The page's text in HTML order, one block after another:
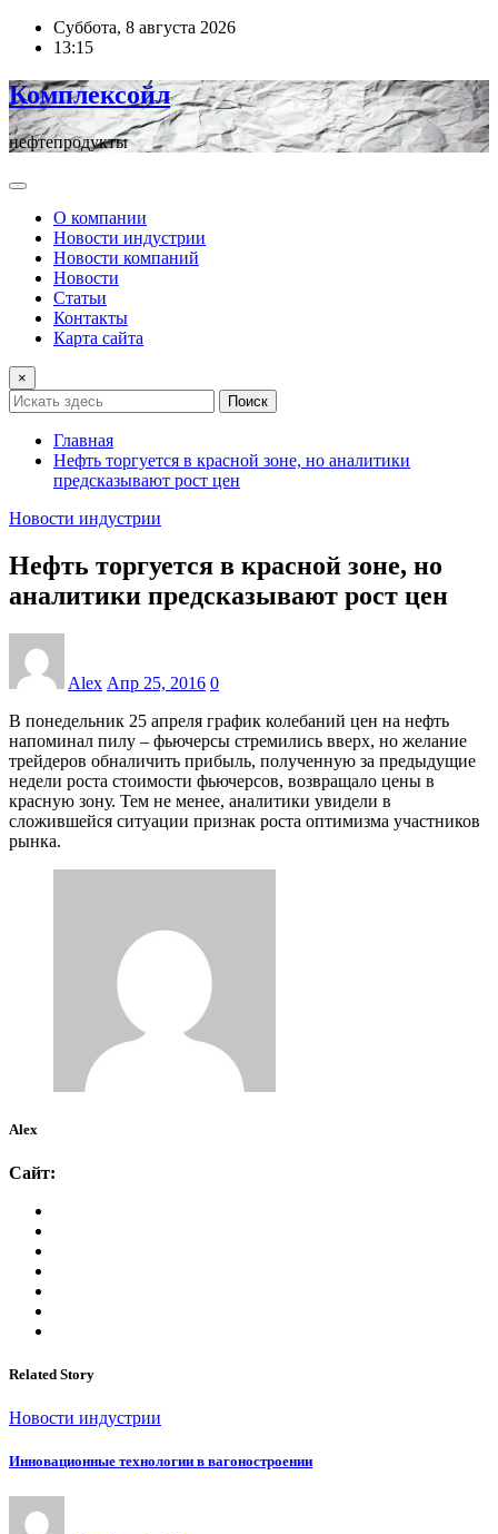
ПерейтиСуббота, 8 августа 2026
13:15
Комплексойл
нефтепродукты
О компании
Новости индустрии
Новости компаний
Новости
Статьи
Контакты
Карта сайта
×
Поиск
Главная
Нефть торгуется в красной зоне, но аналитики
предсказывают рост цен
Новости индустрии
Нефть торгуется в красной зоне, но
аналитики предсказывают рост цен
Alex Апр 25, 2016 0
В понедельник 25 апреля график колебаний цен на нефть
напоминал пилу – фьючерсы стремились вверх, но желание
трейдеров обналичить прибыль, полученную за предыдущие
недели роста стоимости фьючерсов, возвращало цены в
красную зону. Тем не менее, аналитики увидели в
сложившейся ситуации признак роста оптимизма участников
рынка.
Alex
Сайт:
Related Story
Новости индустрии
Инновационные технологии в вагоностроении